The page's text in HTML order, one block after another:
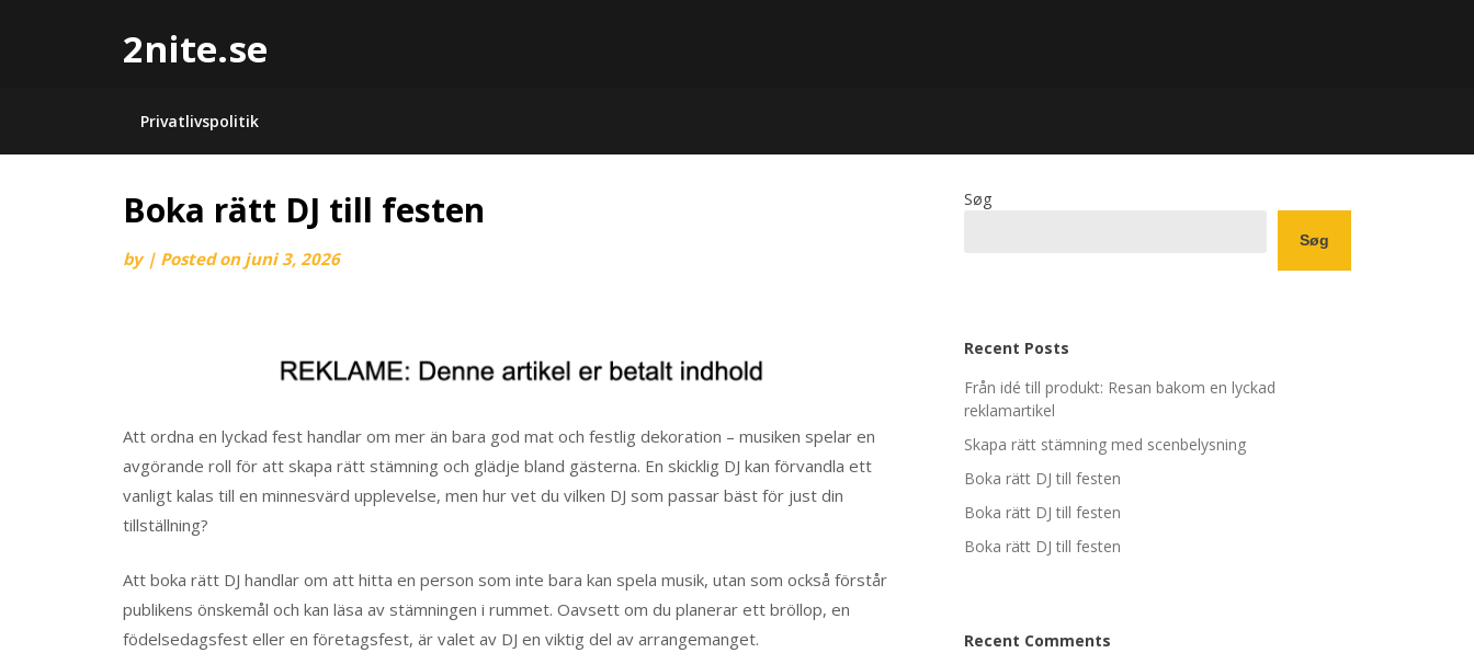
2nite.se
Privatlivspolitik
Boka rätt DJ till festen
by | Posted on juni 3, 2026
Att ordna en lyckad fest handlar om mer än bara god mat och festlig dekoration – musiken spelar en
avgörande roll för att skapa rätt stämning och glädje bland gästerna. En skicklig DJ kan förvandla ett
vanligt kalas till en minnesvärd upplevelse, men hur vet du vilken DJ som passar bäst för just din
tillställning?
Att boka rätt DJ handlar om att hitta en person som inte bara kan spela musik, utan som också förstår
publikens önskemål och kan läsa av stämningen i rummet. Oavsett om du planerar ett bröllop, en
födelsedagsfest eller en företagsfest, är valet av DJ en viktig del av arrangemanget.
Søg
Søg
Recent Posts
Från idé till produkt: Resan bakom en lyckad
reklamartikel
Skapa rätt stämning med scenbelysning
Boka rätt DJ till festen
Boka rätt DJ till festen
Boka rätt DJ till festen
Recent Comments